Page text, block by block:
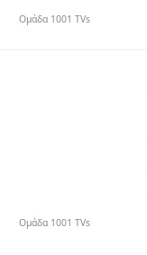
Ομάδα 1001 TVs
Ομάδα 1001 TVs